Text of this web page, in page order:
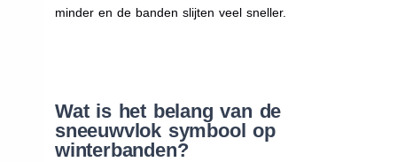
minder en de banden slijten veel sneller.
Wat is het belang van de
sneeuwvlok symbool op
winterbanden?